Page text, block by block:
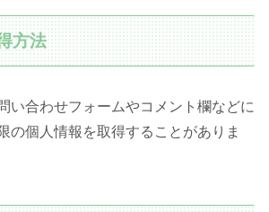
方法
い合わせフォームやコメント欄などに
の個人情報を取得することがありま